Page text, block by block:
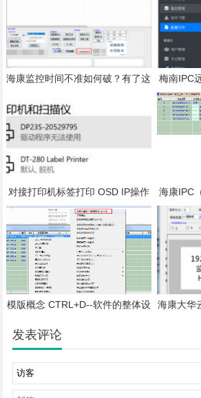
海康监控时间不准如何破？有了这
梅南IPC
对接打印机标签打印 OSD IP操作
手册
海康IPC
功能-获
模版概念 CTRL+D--软件的整体设
海康大华
发表评论